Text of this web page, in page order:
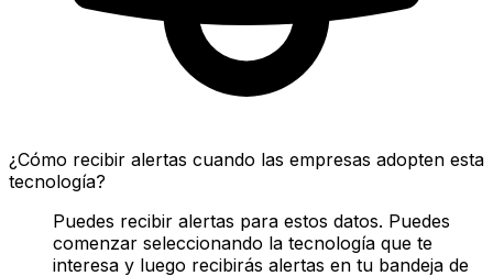
¿Cómo recibir alertas cuando las empresas adopten esta
tecnología?
Puedes recibir alertas para estos datos. Puedes
comenzar seleccionando la tecnología que te
interesa y luego recibirás alertas en tu bandeja de